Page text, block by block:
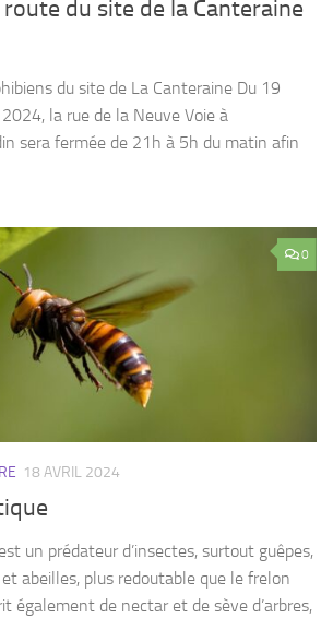
du site de la Canteraine
du site de La Canteraine Du 19
la rue de la Neuve Voie à
sera fermée de 21h à 5h du matin afin
0
18 AVRIL 2024
un prédateur d’insectes, surtout guêpes,
abeilles, plus redoutable que le frelon
également de nectar et de sève d’arbres,